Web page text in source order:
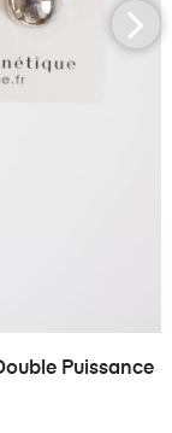
Puissance